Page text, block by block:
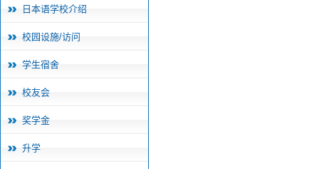
日本语学校介绍
校园设施/访问
学生宿舍
校友会
奖学金
升学